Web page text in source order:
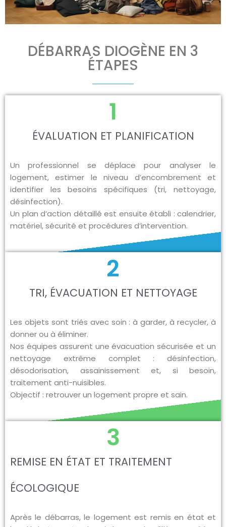
DÉBARRAS DIOGÈNE EN 3
ÉTAPES
ÉVALUATION ET PLANIFICATION
1
Un professionnel se déplace pour analyser le
logement, estimer le niveau d’encombrement et
identifier les besoins spécifiques (tri, nettoyage,
désinfection).
Un plan d’action détaillé est ensuite établi : calendrier,
matériel, sécurité et procédures d’intervention.
TRI, ÉVACUATION ET NETTOYAGE
2
Les objets sont triés avec soin : à garder, à recycler, à
donner ou à éliminer.
Nos équipes assurent une évacuation sécurisée et un
nettoyage extrême complet : désinfection,
désodorisation, assainissement et, si besoin,
traitement anti-nuisibles.
Objectif : retrouver un logement propre et sain.
REMISE EN ÉTAT ET TRAITEMENT
ÉCOLOGIQUE
3
Après le débarras, le logement est remis en état et